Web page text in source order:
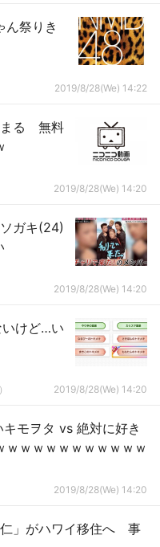
ん祭りき
2019/8/28(We) 14:22
まる 無料
2019/8/28(We) 14:20
ガキ(24)
2019/8/28(We) 14:20
いけど…い
2019/8/28(We) 14:20
キモヲタ vs 絶対に好き
ｗｗｗｗｗｗｗｗｗｗ
2019/8/28(We) 14:20
仁」がハワイ移住へ 事